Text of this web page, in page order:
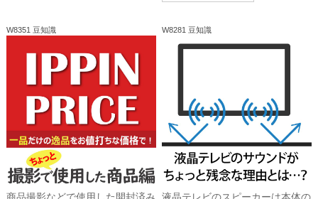
W8351 豆知識 W8281 豆知識